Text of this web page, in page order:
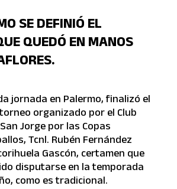
SE DEFINIÓ EL
QUEDÓ EN MANOS
jornada en Palermo, finalizó el
organizado por el Club
Jorge por las Copas
Tcnl. Rubén Fernández
Gascón, certamen que
disputarse en la temporada
como es tradicional.